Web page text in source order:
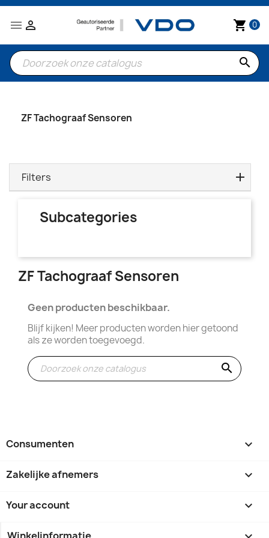
 shopping_cart 0

search
ZF Tachograaf Sensoren
Filters
Subcategories
ZF Tachograaf Sensoren
Geen producten beschikbaar.
Blijf kijken! Meer producten worden hier getoond
als ze worden toegevoegd.
search
Consumenten 
Zakelijke afnemers 
Your account 